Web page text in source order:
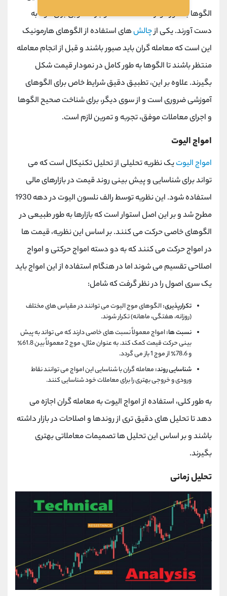
الگوها به طور موثر استفاده کنند و بازده خوبی برای خود به
دست آورند. یکی ازچالشهای استفاده از الگوهای هارمونیک
این است که معامله گران باید صبور باشند و قبل از انجام معامله
منتظر باشند تا الگوها به طور کامل در نمودار قیمت شکل
بگیرند. علاوه بر این، تطبیق دقیق شرایط خاص برای الگوهای
آموزشی ضروری است و از سوی دیگر، برای شناخت صحیح الگوها
و اجرای معاملات موفق، تجربه و تمرین لازم است.
امواج الیوت
امواج الیوتیک نظریه تحلیلی از تحلیل تکنیکال است که می
تواند برای شناسایی و پیش بینی روند قیمت در بازارهای مالی
استفاده شود. این نظریه توسط رالف نلسون الیوت در دهه 1930
مطرح شد و بر این اصل استوار است که بازارها به طور طبیعی در
الگوهای خاصی حرکت می کنند. بر اساس این نظریه، قیمت ها
در امواج حرکت می کنند که به دو دسته امواج حرکتی و امواج
اصلاحی تقسیم می شوند اما در هنگام استفاده از این امواج باید
یک سری اصول را در نظر گرفت که شامل:
تکرارپذیری:الگوهای موج الیوت می توانند در مقیاس های مختلف
(روزانه، هفتگی، ماهانه) تکرار شوند.
نسبت ها:امواج معمولاً نسبت های خاصی دارند که می تواند به پیش
بینی حرکت قیمت کمک کند. به عنوان مثال، موج 2 معمولاً بین 61.8٪
و 78.6٪ از موج 1 باز می گردد.
شناسایی روند:معامله گران با شناسایی این امواج می توانند نقاط
ورودی و خروجی بهتری را برای معاملات خود شناسایی کنند.
به طور کلی، استفاده از امواج الیوت به معامله گران اجازه می
دهد تا تحلیل های دقیق تری از روندها و اصلاحات در بازار داشته
باشند و بر اساس این تحلیل ها تصمیمات معاملاتی بهتری
بگیرند.
تحلیل زمانی